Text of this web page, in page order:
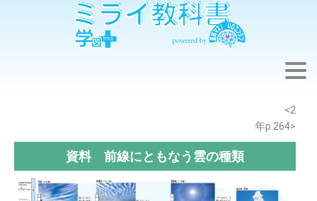
<2
年p.264>
資料 前線にともなう雲の種類